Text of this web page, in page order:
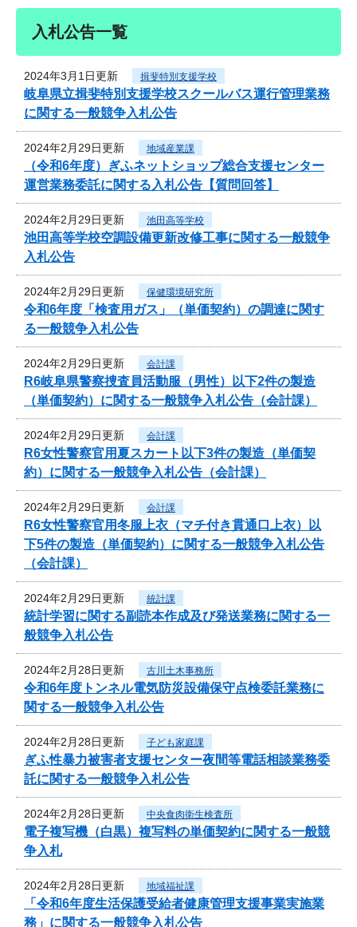
入札公告一覧
2024年3月1日更新 揖斐特別支援学校
岐阜県立揖斐特別支援学校スクールバス運行管理業務
に関する一般競争入札公告
2024年2月29日更新 地域産業課
（令和6年度）ぎふネットショップ総合支援センター
運営業務委託に関する入札公告【質問回答】
2024年2月29日更新 池田高等学校
池田高等学校空調設備更新改修工事に関する一般競争
入札公告
2024年2月29日更新 保健環境研究所
令和6年度「検査用ガス」（単価契約）の調達に関す
る一般競争入札公告
2024年2月29日更新 会計課
R6岐阜県警察捜査員活動服（男性）以下2件の製造
（単価契約）に関する一般競争入札公告（会計課）
2024年2月29日更新 会計課
R6女性警察官用夏スカート以下3件の製造（単価契
約）に関する一般競争入札公告（会計課）
2024年2月29日更新 会計課
R6女性警察官用冬服上衣（マチ付き貫通口上衣）以
下5件の製造（単価契約）に関する一般競争入札公告
（会計課）
2024年2月29日更新 統計課
統計学習に関する副読本作成及び発送業務に関する一
般競争入札公告
2024年2月28日更新 古川土木事務所
令和6年度トンネル電気防災設備保守点検委託業務に
関する一般競争入札公告
2024年2月28日更新 子ども家庭課
ぎふ性暴力被害者支援センター夜間等電話相談業務委
託に関する一般競争入札公告
2024年2月28日更新 中央食肉衛生検査所
電子複写機（白黒）複写料の単価契約に関する一般競
争入札
2024年2月28日更新 地域福祉課
「令和6年度生活保護受給者健康管理支援事業実施業
務」に関する一般競争入札公告